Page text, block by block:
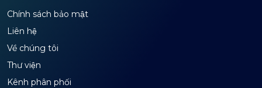
Chính sách bảo mật
Liên hệ
Về chúng tôi
Thư viện
Kênh phân phối